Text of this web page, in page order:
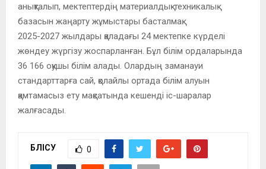
анықталып, мектептердің материалдық-техникалық
базасын жаңарту жұмыстары басталмақ.
2025-2027 жылдары қаладағы 24 мектепке күрделі
жөндеу жүргізу жоспарланған. Бұл білім ордаларында
36 166 оқушы білім алады. Олардың заманауи
стандарттарға сай, қолайлы ортада білім алуын
қамтамасыз ету мақсатында кешенді іс-шаралар
жалғасады.
БӨЛІСУ 0